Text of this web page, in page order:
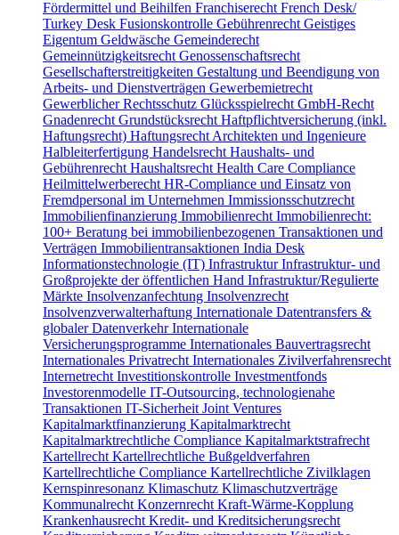
Fördermittel und Beihilfen Franchiserecht French Desk/
Turkey Desk Fusionskontrolle Gebührenrecht Geistiges
Eigentum Geldwäsche Gemeinderecht
Gemeinnützigkeitsrecht Genossenschaftsrecht
Gesellschafterstreitigkeiten Gestaltung und Beendigung von
Arbeits- und Dienstverträgen Gewerbemietrecht
Gewerblicher Rechtsschutz Glücksspielrecht GmbH-Recht
Gnadenrecht Grundstücksrecht Haftpflichtversicherung (inkl.
Haftungsrecht) Haftungsrecht Architekten und Ingenieure
Halbleiterfertigung Handelsrecht Haushalts- und
Gebührenrecht Haushaltsrecht Health Care Compliance
Heilmittelwerberecht HR-Compliance und Einsatz von
Fremdpersonal im Unternehmen Immissionsschutzrecht
Immobilienfinanzierung Immobilienrecht Immobilienrecht:
100+ Beratung bei immobilienbezogenen Transaktionen und
Verträgen Immobilientransaktionen India Desk
Informationstechnologie (IT) InfrastrukturInfrastruktur- und
Großprojekte der öffentlichen Hand Infrastruktur/Regulierte
Märkte Insolvenzanfechtung Insolvenzrecht
Insolvenzverwalterhaftung Internationale Datentransfers &
globaler DatenverkehrInternationale
Versicherungsprogramme Internationales Bauvertragsrecht
Internationales Privatrecht Internationales Zivilverfahrensrecht
Internetrecht Investitionskontrolle Investmentfonds
Investorenmodelle IT-Outsourcing, technologienahe
Transaktionen IT-Sicherheit Joint Ventures
Kapitalmarktfinanzierung Kapitalmarktrecht
Kapitalmarktrechtliche Compliance Kapitalmarktstrafrecht
Kartellrecht Kartellrechtliche Bußgeldverfahren
Kartellrechtliche Compliance Kartellrechtliche Zivilklagen
Kernspinresonanz Klimaschutz Klimaschutzverträge
Kommunalrecht Konzernrecht Kraft-Wärme-Kopplung
Krankenhausrecht Kredit- und Kreditsicherungsrecht